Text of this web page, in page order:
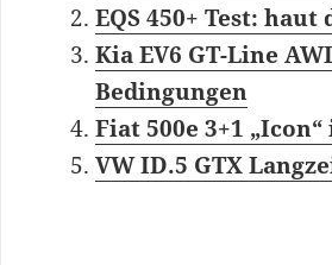
EQS 450+ Test:
Kia EV6 GT-Line
Bedingungen
Fiat 500e 3+1
VW ID.5 GTX